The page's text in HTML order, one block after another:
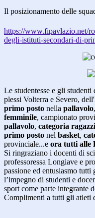
Il posizionamento delle
https://www.fipavlazio.net/
degli-istituti-secondari-di-
Le studentesse e gli
plessi Volterra e Severo,
primo posto nella pallavolo,
femminile, campionato
pallavolo, categoria
primo posto nel basket,
provinciale...e ora tutti
Si ringraziano i docenti di
professoressa Longiave e
passione ed entusiasmo
l’impegno di studenti e
sport come parte integrante
Complimenti a tutti gli atleti